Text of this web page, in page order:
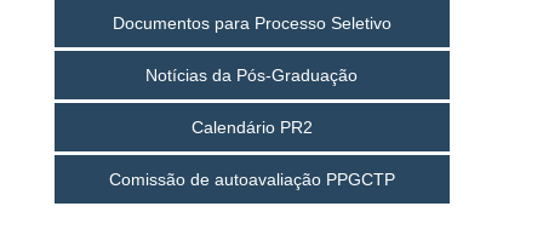
Documentos para Processo Seletivo
Notícias da Pós-Graduação
Calendário PR2
Comissão de autoavaliação PPGCTP